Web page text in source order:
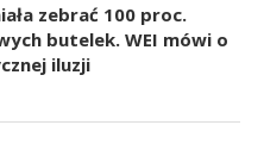
zebrać 100 proc.
butelek. WEI mówi o
iluzji